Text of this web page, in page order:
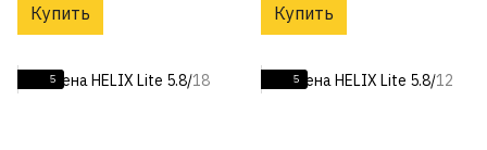
Купить Купить
5 5